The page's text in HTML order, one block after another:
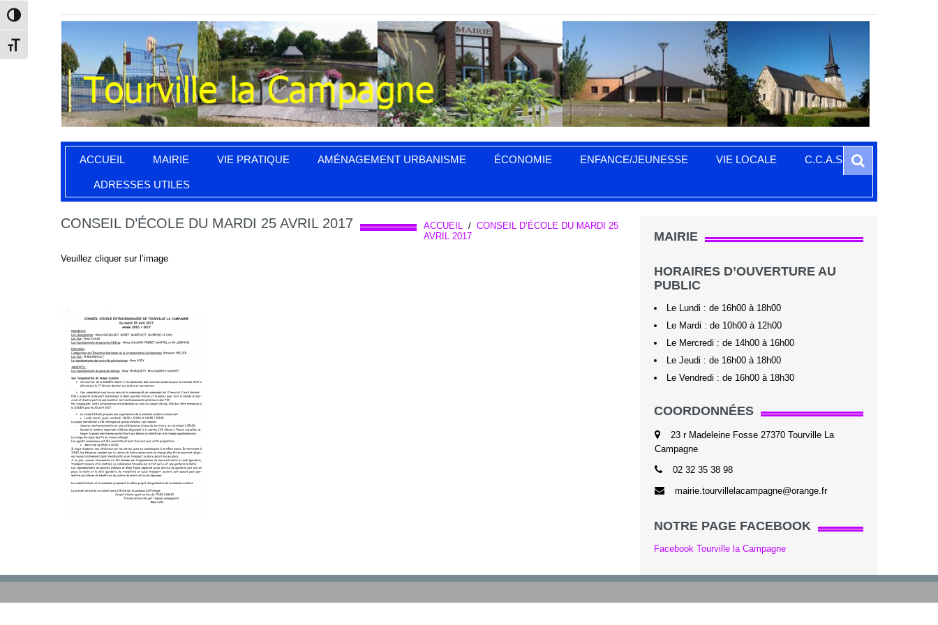
Passer en contraste élevé
Changer la taille de la police
ACCUEIL MAIRIE VIE PRATIQUE AMÉNAGEMENT URBANISME ÉCONOMIE ENFANCE/JEUNESSE VIE LOCALE C.C.A.S.
ADRESSES UTILES
ACCUEIL / CONSEIL D’ÉCOLE DU MARDI 25
AVRIL 2017
CONSEIL D’ÉCOLE DU MARDI 25 AVRIL 2017
Veuillez cliquer sur l’image
MAIRIE
HORAIRES D’OUVERTURE AU
PUBLIC
Le Lundi : de 16h00 à 18h00
Le Mardi : de 10h00 à 12h00
Le Mercredi : de 14h00 à 16h00
Le Jeudi : de 16h00 à 18h00
Le Vendredi : de 16h00 à 18h30
COORDONNÉES
23 r Madeleine Fosse 27370 Tourville La
Campagne
02 32 35 38 98
mairie.tourvillelacampagne@orange.fr
NOTRE PAGE FACEBOOK
Facebook Tourville la Campagne